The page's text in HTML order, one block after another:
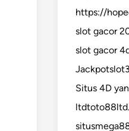
https://
slot gacor
slot gacor
Situs 4D